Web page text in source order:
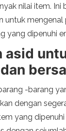
nilai item. Ini
untuk mengenal
yang dipenuhi
asid
-barang
dengan
yang